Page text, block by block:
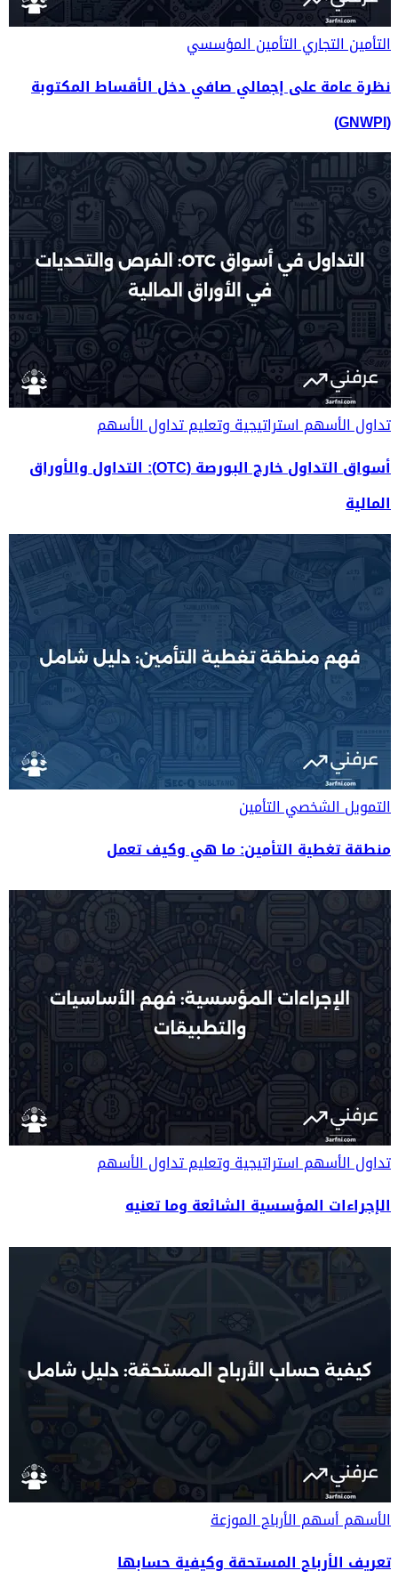
التأمين التجاريالتأمين المؤسسي
نظرة عامة على إجمالي صافي دخل الأقساط المكتوبة
(GNWPI)
تداول الأسهماستراتيجية وتعليم تداول الأسهم
أسواق التداول خارج البورصة (OTC): التداول والأوراق
المالية
التمويل الشخصيالتأمين
منطقة تغطية التأمين: ما هي وكيف تعمل
تداول الأسهماستراتيجية وتعليم تداول الأسهم
الإجراءات المؤسسية الشائعة وما تعنيه
الأسهمأسهم الأرباح الموزعة
تعريف الأرباح المستحقة وكيفية حسابها